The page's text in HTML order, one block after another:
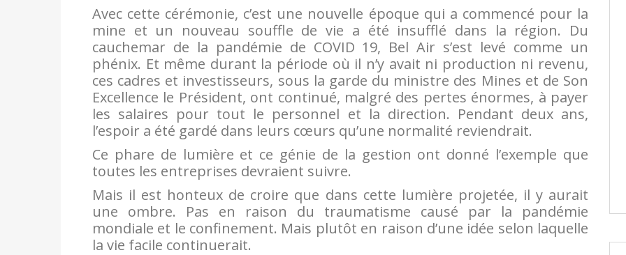
Avec cette cérémonie, c’est une nouvelle époque qui a commencé pour la
mine et un nouveau souffle de vie a été insufflé dans la région. Du
cauchemar de la pandémie de COVID 19, Bel Air s’est levé comme un
phénix. Et même durant la période où il n’y avait ni production ni revenu,
ces cadres et investisseurs, sous la garde du ministre des Mines et de Son
Excellence le Président, ont continué, malgré des pertes énormes, à payer
les salaires pour tout le personnel et la direction. Pendant deux ans,
l’espoir a été gardé dans leurs cœurs qu’une normalité reviendrait.
Ce phare de lumière et ce génie de la gestion ont donné l’exemple que
toutes les entreprises devraient suivre.
Mais il est honteux de croire que dans cette lumière projetée, il y aurait
une ombre. Pas en raison du traumatisme causé par la pandémie
mondiale et le confinement. Mais plutôt en raison d’une idée selon laquelle
la vie facile continuerait.